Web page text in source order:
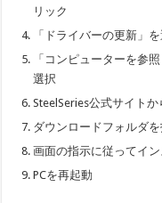
リック
「ドライバーの更新」
「コンピューターを参
選択
SteelSeries公式サイト
ダウンロードフォルダ
画面の指示に従ってイ
PCを再起動